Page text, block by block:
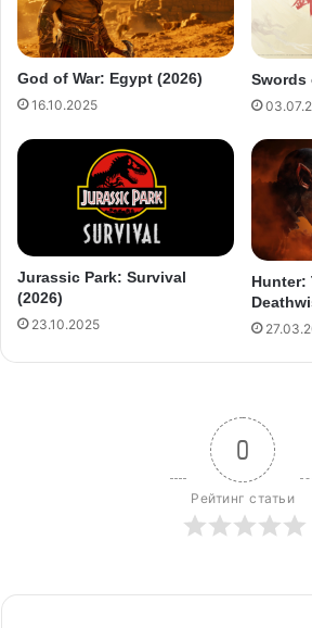
God of War: Egypt (2026)
16.10.2025
Swords
Jurassic Park: Survival
(2026)
23.10.2025
Hunter:
0
Рейтинг статьи